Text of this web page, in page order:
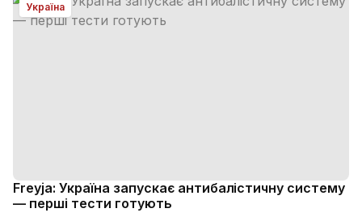
Україна
Freyja: Україна запускає антибалістичну систему
— перші тести готують